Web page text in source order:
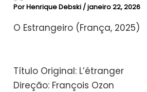
PorHenrique Debski /janeiro 22, 2026
O Estrangeiro (França, 2025)
Título Original: L’étranger
​Direção: François Ozon